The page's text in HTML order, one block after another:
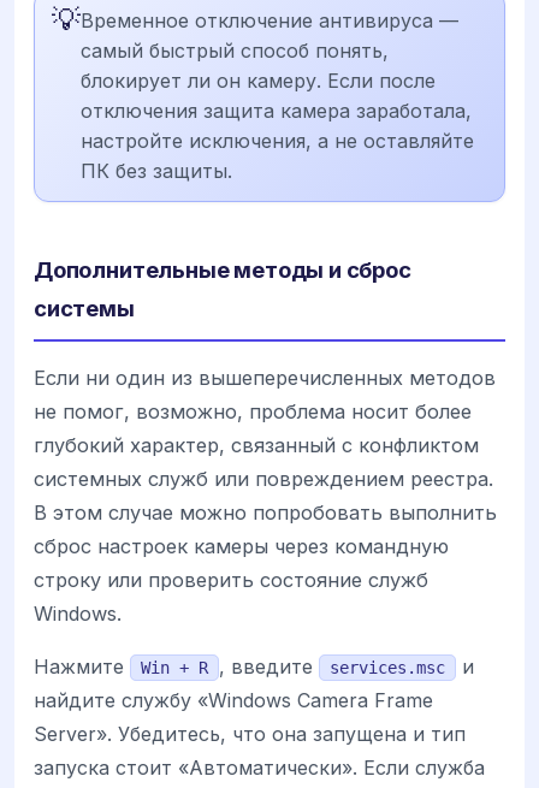
💡Временное отключение антивируса —
самый быстрый способ понять,
блокирует ли он камеру. Если после
отключения защита камера заработала,
настройте исключения, а не оставляйте
ПК без защиты.
Дополнительные методы и сброс
системы
Если ни один из вышеперечисленных методов
не помог, возможно, проблема носит более
глубокий характер, связанный с конфликтом
системных служб или повреждением реестра.
В этом случае можно попробовать выполнить
сброс настроек камеры через командную
строку или проверить состояние служб
Windows.
Нажмите Win + R , введите services.msc
и
найдите службу «Windows Camera Frame
Server». Убедитесь, что она запущена и тип
запуска стоит «Автоматически». Если служба